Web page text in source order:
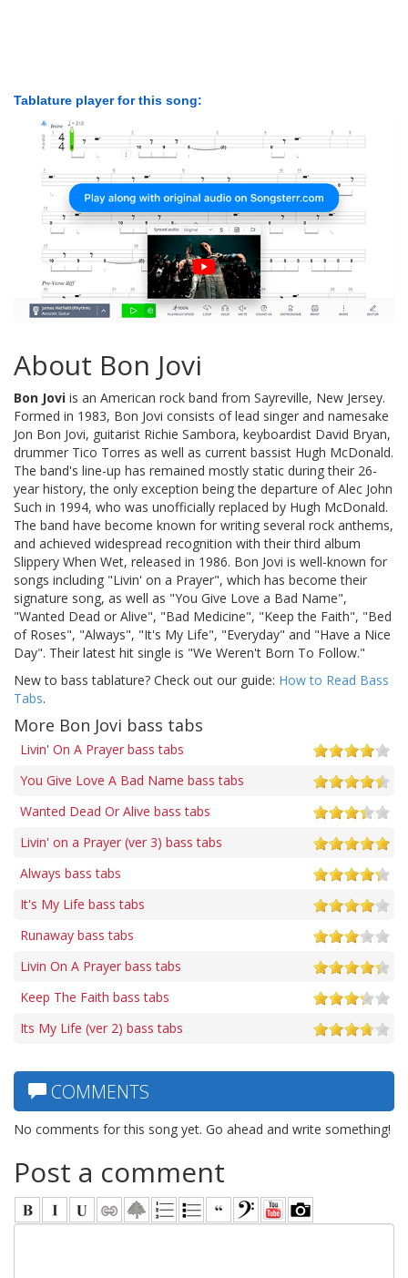
Tablature player for this song:
About Bon Jovi
Bon Jovi is an American rock band from Sayreville, New Jersey.
Formed in 1983, Bon Jovi consists of lead singer and namesake
Jon Bon Jovi, guitarist Richie Sambora, keyboardist David Bryan,
drummer Tico Torres as well as current bassist Hugh McDonald.
The band's line-up has remained mostly static during their 26-
year history, the only exception being the departure of Alec John
Such in 1994, who was unofficially replaced by Hugh McDonald.
The band have become known for writing several rock anthems,
and achieved widespread recognition with their third album
Slippery When Wet, released in 1986. Bon Jovi is well-known for
songs including "Livin' on a Prayer", which has become their
signature song, as well as "You Give Love a Bad Name",
"Wanted Dead or Alive", "Bad Medicine", "Keep the Faith", "Bed
of Roses", "Always", "It's My Life", "Everyday" and "Have a Nice
Day". Their latest hit single is "We Weren't Born To Follow."
New to bass tablature? Check out our guide: How to Read Bass
Tabs.
More Bon Jovi bass tabs
Livin' On A Prayer bass tabs
You Give Love A Bad Name bass tabs
Wanted Dead Or Alive bass tabs
Livin' on a Prayer (ver 3) bass tabs
Always bass tabs
It's My Life bass tabs
Runaway bass tabs
Livin On A Prayer bass tabs
Keep The Faith bass tabs
Its My Life (ver 2) bass tabs
COMMENTS
No comments for this song yet. Go ahead and write something!
Post a comment